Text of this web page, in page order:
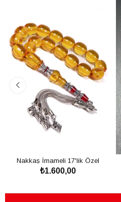
Nakkaş İmameli 17'lik Özel
Döküm Ateş Tesbih
₺1.600,00